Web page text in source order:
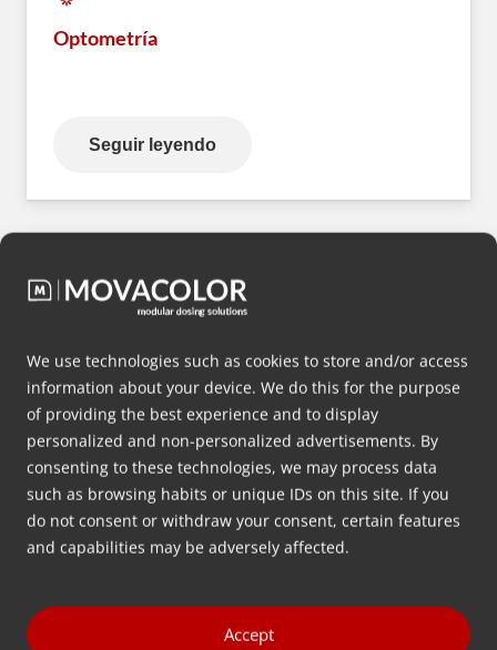
We use technologies such as cookies to store and/or access
information about your device. We do this for the purpose
of providing the best experience and to display
personalized and non-personalized advertisements. By
consenting to these technologies, we may process data
such as browsing habits or unique IDs on this site. If you
do not consent or withdraw your consent, certain features
and capabilities may be adversely affected.
Accept
Optometría
Seguir leyendo
¿Quiere saber más? Contáctenos.
Contacto
¿Su pregunta no aparece aquí? Siéntete libre de
contactarnos.